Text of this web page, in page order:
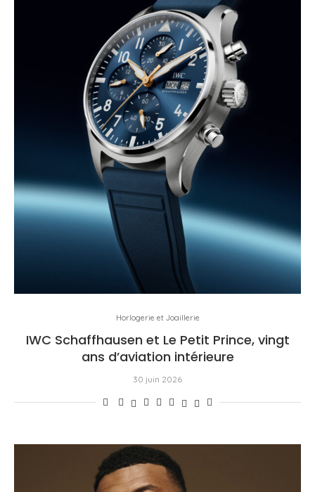
Horlogerie et Joaillerie
IWC Schaffhausen et Le Petit Prince, vingt
ans d’aviation intérieure
30 juin 2026